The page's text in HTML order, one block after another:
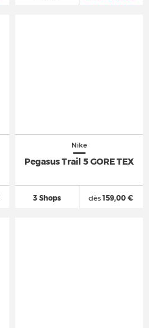
Nike
Pegasus Trail 5 GORE TEX
3 Shops dès159,00 €